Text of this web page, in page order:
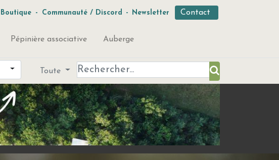
Boutique - Communauté / Discord - Newsletter Contact
Pépinière associative Auberge
Toute